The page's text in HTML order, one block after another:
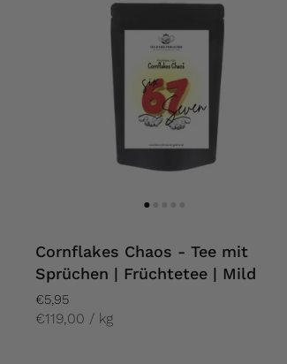
Cornflakes Chaos - Tee mit
Sprüchen | Früchtetee | Mild
€5,95
€119,00 / kg